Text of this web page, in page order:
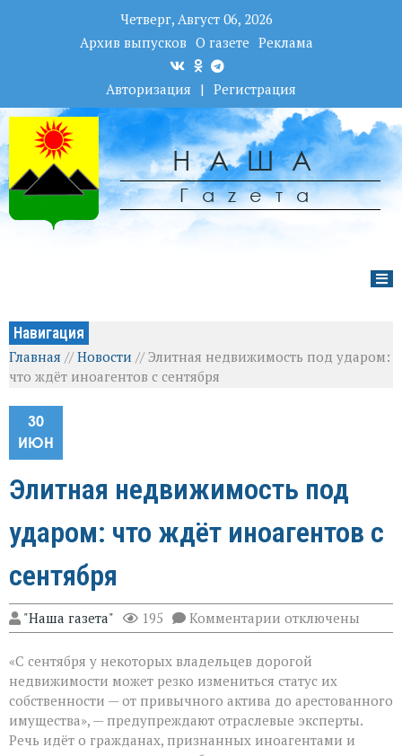
Четверг, Август 06, 2026
Архив выпусков О газете Реклама
Авторизация | Регистрация
НАША
Гаzета
Навигация
Главная //Новости //Элитная недвижимость под ударом:
что ждёт иноагентов с сентября
30
ИЮН
Элитная недвижимость под
ударом: что ждёт иноагентов с
сентября
"Наша газета" 195 Комментарии к
записи
недвижимость
под
ударом:
что
ждёт
иноагентов
отключены
«С сентября у некоторых владельцев дорогой
недвижимости может резко измениться статус их
собственности — от привычного актива до арестованного
имущества», — предупреждают отраслевые эксперты.
Речь идёт о гражданах, признанных иноагентами и